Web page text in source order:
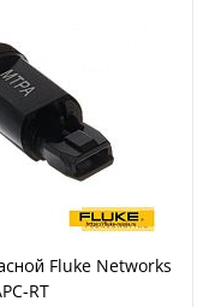
Купить в 1 клик
Fluke Networks
RT